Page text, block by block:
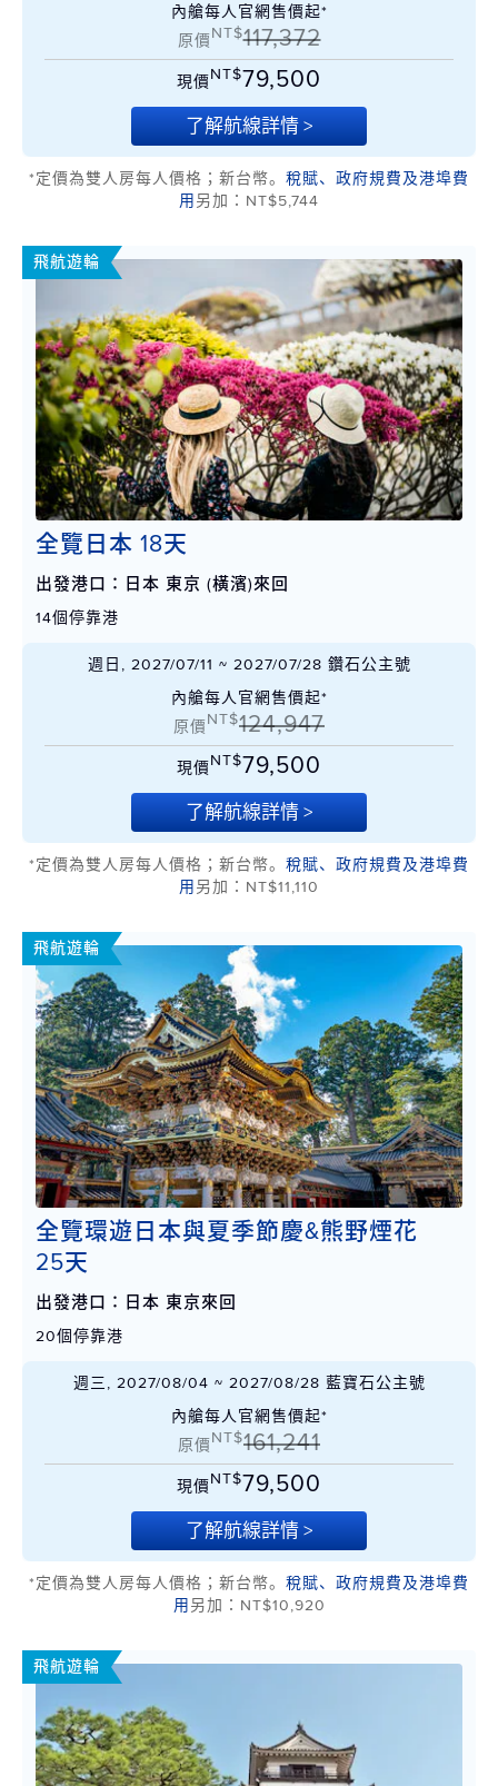
內艙每人官網售價起*
原價NT$117,372
現價NT$79,500
了解航線詳情 >
*定價為雙人房每人價格；新台幣。 稅賦、政府規費及港埠費
用 另加：NT$5,744
飛航遊輪
全覽日本 18天
出發港口：日本 東京 (橫濱)來回
14個停靠港
週日, 2027/07/11 ~ 2027/07/28 鑽石公主號
內艙每人官網售價起*
原價NT$124,947
現價NT$79,500
了解航線詳情 >
*定價為雙人房每人價格；新台幣。 稅賦、政府規費及港埠費
用 另加：NT$11,110
飛航遊輪
全覽環遊日本與夏季節慶&熊野煙花
25天
出發港口：日本 東京來回
20個停靠港
週三, 2027/08/04 ~ 2027/08/28 藍寶石公主號
內艙每人官網售價起*
原價NT$161,241
現價NT$79,500
了解航線詳情 >
*定價為雙人房每人價格；新台幣。 稅賦、政府規費及港埠費
用 另加：NT$10,920
飛航遊輪